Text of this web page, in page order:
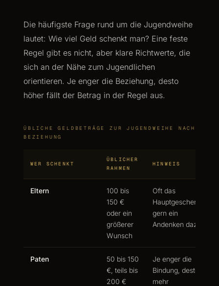
Die häufigste Frage rund um die Jugendweihe
lautet: Wie viel Geld schenkt man? Eine feste
Regel gibt es nicht, aber klare Richtwerte, die
sich an der Nähe zum Jugendlichen
orientieren. Je enger die Beziehung, desto
höher fällt der Betrag in der Regel aus.
ÜBLICHE GELDBETRÄGE ZUR JUGENDWEIHE NACH
BEZIEHUNG
WER SCHENKT
ÜBLICHER
RAHMEN
HINWEIS
Eltern
100 bis
150 €
oder ein
größerer
Wunsch
Oft das
Hauptgeschenk,
gern ein
Andenken dazu
Paten
50 bis 150
€, teils bis
200 €
Je enger die
Bindung, desto
mehr